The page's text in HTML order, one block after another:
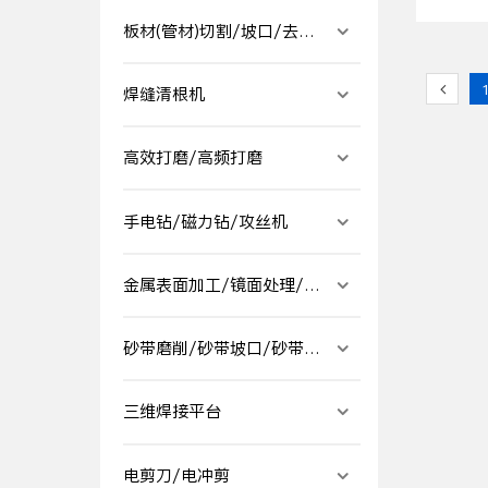
板材(管材)切割/坡口/去毛
焊缝清根机
高效打磨/高频打磨
手电钻/磁力钻/攻丝机
金属表面加工/镜面处理/拉
砂带磨削/砂带坡口/砂带成
三维焊接平台
电剪刀/电冲剪
1